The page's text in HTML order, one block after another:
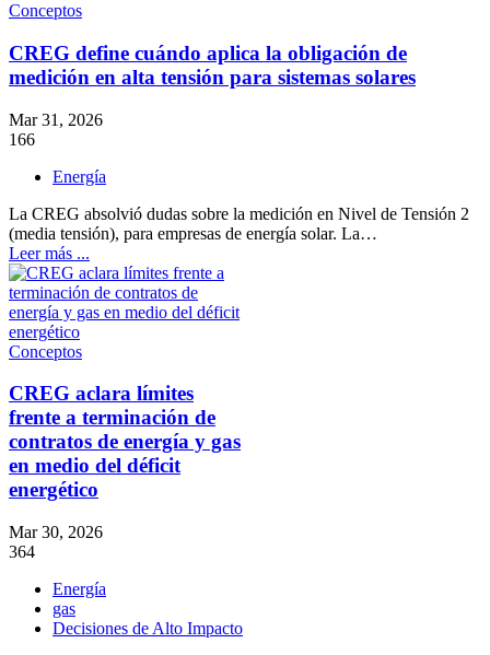
Conceptos
CREG define cuándo aplica la obligación de
medición en alta tensión para sistemas solares
Mar 31, 2026
166
Energía
La CREG absolvió dudas sobre la medición en Nivel de Tensión 2
(media tensión), para empresas de energía solar. La…
Leer más ...
Conceptos
CREG aclara límites
frente a terminación de
contratos de energía y gas
en medio del déficit
energético
Mar 30, 2026
364
Energía
gas
Decisiones de Alto Impacto